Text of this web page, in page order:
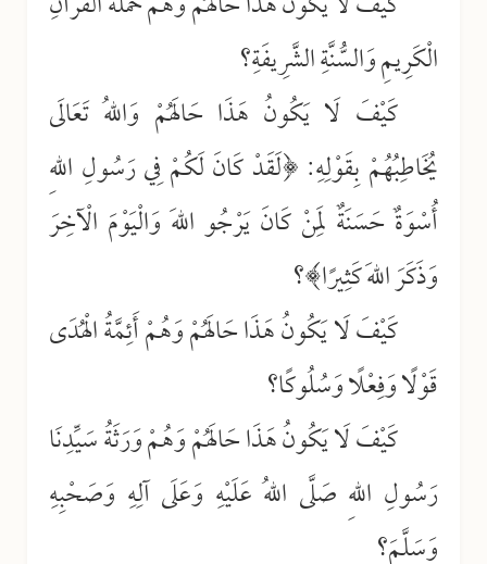
الْكَرِيمِ وَالسُّنَّةِ الشَّرِيفَةِ؟
كَيْفَ لَا يَكُونُ هَذَا حَالَهُمْ وَاللهُ تَعَالَى
يُخَاطِبُهُمْ بِقَوْلِهِ: ﴿لَقَدْ كَانَ لَكُمْ فِي رَسُولِ اللهِ
أُسْوَةٌ حَسَنَةٌ لِمَنْ كَانَ يَرْجُو اللهَ وَالْيَوْمَ الْآخِرَ
وَذَكَرَ اللهَ كَثِيرًا﴾؟
كَيْفَ لَا يَكُونُ هَذَا حَالَهُمْ وَهُمْ أَئِمَّةُ الْهُدَى
قَوْلًا وَفِعْلًا وَسُلُوكًا؟
كَيْفَ لَا يَكُونُ هَذَا حَالَهُمْ وَهُمْ وَرَثَةُ سَيِّدِنَا
رَسُولِ اللهِ صَلَّى اللهُ عَلَيْهِ وَعَلَى آلِهِ وَصَحْبِهِ
وَسَلَّمَ؟